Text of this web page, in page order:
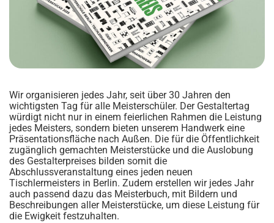
Wir organisieren jedes Jahr, seit über 30 Jahren den
wichtigsten Tag für alle Meisterschüler. Der Gestaltertag
würdigt nicht nur in einem feierlichen Rahmen die Leistung
jedes Meisters, sondern bieten unserem Handwerk eine
Präsentationsfläche nach Außen. Die für die Öffentlichkeit
zugänglich gemachten Meisterstücke und die Auslobung
des Gestalterpreises bilden somit die
Abschlussveranstaltung eines jeden neuen
Tischlermeisters in Berlin. Zudem erstellen wir jedes Jahr
auch passend dazu das Meisterbuch, mit Bildern und
Beschreibungen aller Meisterstücke, um diese Leistung für
die Ewigkeit festzuhalten.